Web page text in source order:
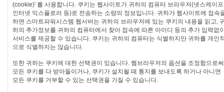
(cookie)' 를 사용합니다. 쿠키는 웹사이트가 귀하의 컴퓨터 브라우저(넷스케이
인터넷 익스플로러 등)로 전송하는 소량의 정보입니다. 귀하가 웹사이트에 접속
하면 스마트파워시스템 웹서버는 귀하의 브라우저에 있는 쿠키의 내용을 읽고,
하의 추가정보를 귀하의 컴퓨터에서 찾아 접속에 따른 아이디 등의 추가 입력없
서비스를 제공할 수 있습니다. 쿠키는 귀하의 컴퓨터는 식별하지만 귀하를 개인
으로 식별하지는 않습니다.
또한 귀하는 쿠키에 대한 선택권이 있습니다. 웹브라우저의 옵션을 조정함으로써
모든 쿠키를 다 받아들이거나, 쿠키가 설치될 때 통지를 보내도록 하거나 아니면
모든 쿠키를 거부할 수 있는 선택권을 가질 수 있습니다.